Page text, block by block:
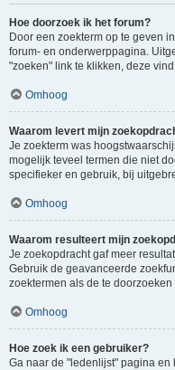
Hoe doorzoek ik het forum?
Door een zoekterm op te geven
forum- en onderwerppagina.
"zoeken" link te klikken, deze
Omhoog
Waarom levert mijn
Je zoekterm was
mogelijk teveel termen die niet
specifieker en gebruik, bij
Omhoog
Waarom resulteert mijn
Je zoekopdracht gaf meer
Gebruik de geavanceerde
zoektermen als de te doorzoeken
Omhoog
Hoe zoek ik een gebruiker?
Ga naar de "ledenlijst" pagina